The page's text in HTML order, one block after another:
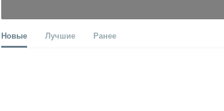
Новые Лучшие Ранее